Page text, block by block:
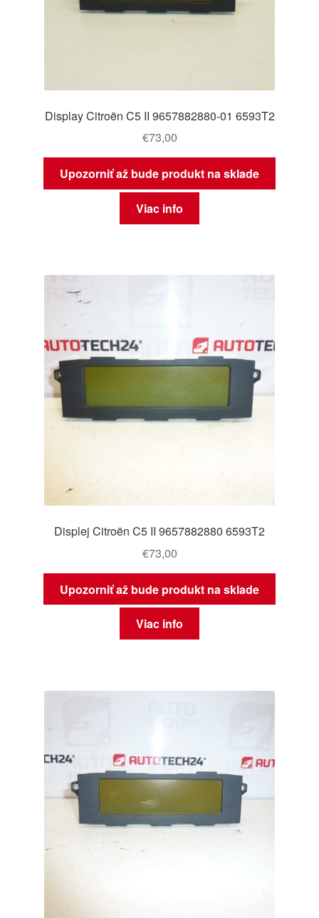
Display Citroën C5 II 9657882880-01 6593T2
€73,00
Upozorniť až bude produkt na sklade
Viac info
Displej Citroën C5 II 9657882880 6593T2
€73,00
Upozorniť až bude produkt na sklade
Viac info